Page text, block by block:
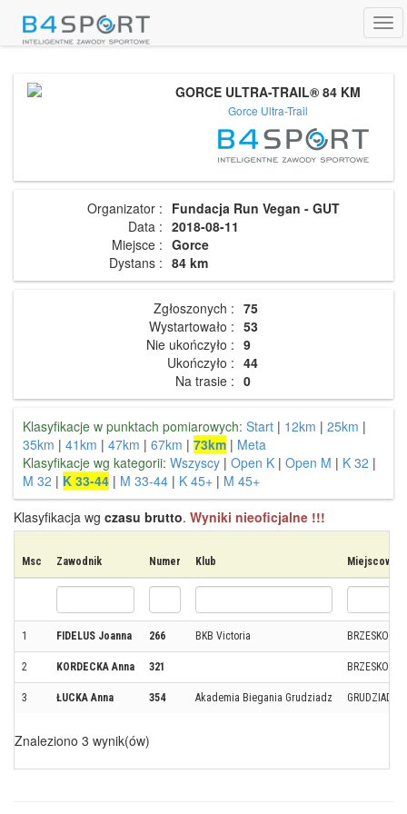
GORCE ULTRA-TRAIL® 84 KM
Gorce Ultra-Trail
Organizator : Fundacja Run Vegan - GUT
Data : 2018-08-11
Miejsce : Gorce
Dystans : 84 km
Zgłoszonych : 75
Wystartowało : 53
Nie ukończyło : 9
Ukończyło : 44
Na trasie : 0
Klasyfikacje w punktach pomiarowych: Start | 12km | 25km |
35km | 41km | 47km | 67km | 73km | Meta
Klasyfikacje wg kategorii: Wszyscy | Open K | Open M | K 32 |
M 32 | K 33-44 | M 33-44 | K 45+ | M 45+
Klasyfikacja wg czasu brutto. Wyniki nieoficjalne !!!
Msc Zawodnik Numer Klub
1 FIDELUS Joanna 266 BKB Victoria BRZESKO
2 KORDECKA Anna 321 BRZESKO
3 ŁUCKA Anna 354 Akademia Biegania Grudziadz GRUDZIADZ
Znaleziono 3 wynik(ów)